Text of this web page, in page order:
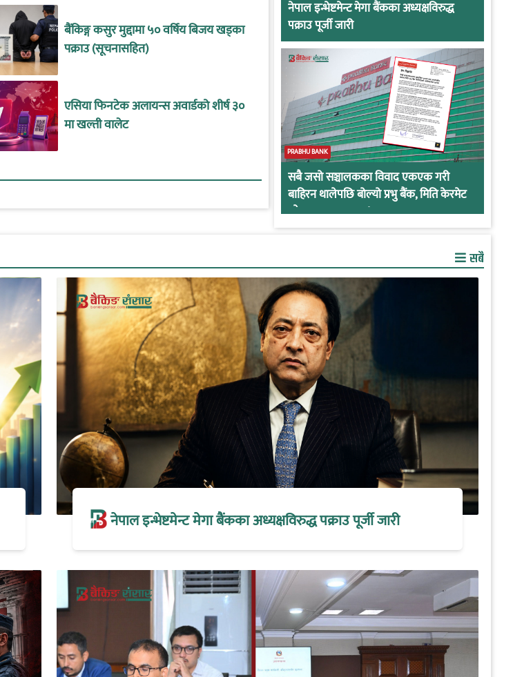
बैंकिङ्ग कसुर मुद्दामा ५० वर्षिय बिजय खड्का
पक्राउ (सूचनासहित)
एसिया फिनटेक अलायन्स अवार्डको शीर्ष ३०
मा खल्ती वालेट
नेपाल इन्भेष्टमेन्ट मेगा बैंकका अध्यक्षविरुद्ध
पक्राउ पूर्जी जारी
PRABHU BANK
सबै जसो सञ्चालकका विवाद एकएक गरी
बाहिरन थालेपछि बोल्यो प्रभु बैंक, मिति केरमेट
गरेर हतारमा खण्डन !
सबै
नेपाल इन्भेष्टमेन्ट मेगा बैंकका अध्यक्षविरुद्ध पक्राउ पूर्जी जारी